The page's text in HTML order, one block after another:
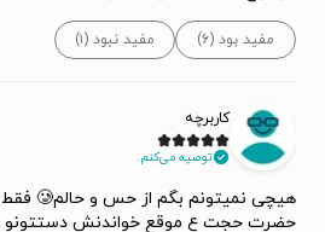
مفید بود (۶) مفید نبود (۱)
کاربرچه
توصیه می‌کنم.
هیچی
حضرت حجت ع موقع خواندنش دستتونو